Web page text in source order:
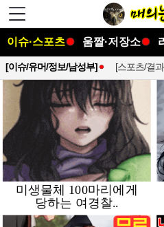
이슈·스포츠 움짤·저장소
[이슈/유머/정보/남성부] [스포츠/결